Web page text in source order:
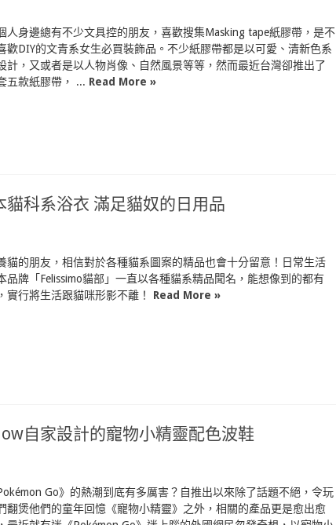
人身邊總有不少文具控的朋友，喜歡搜集Masking tape紙膠帶，是不
歡DIY的文青系女生必買裝飾品。不少紙膠帶都是以可愛、清新色系
計，又或者是以人物肖像、自然風景等等，然而最近台灣卻推出了
五款紙膠帶， ... Read More »
貓科系浴衣 滿足貓奴的日用品
貓的朋友，相信對於各種貓系圖案的精品也會十分留意！日常生活
品牌「Felissimo貓部」一直以各種貓系精品聞名，能想像到的都有
實行將生活跟貓咪形影不離！ Read More »
自家設計的寵物小精靈配色波鞋
Go》的熱潮到底有多厲害？自推出以來除了話題不絕，令玩
翻煲他們的童年回憶《寵物小精靈》之外，相關的產品更是愈出愈